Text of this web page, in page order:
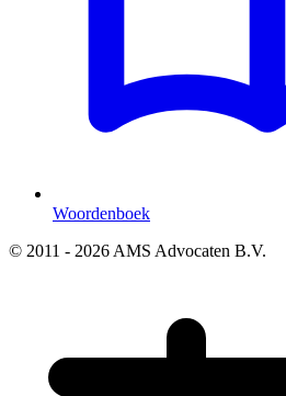
Woordenboek
© 2011 - 2026 AMS Advocaten B.V.